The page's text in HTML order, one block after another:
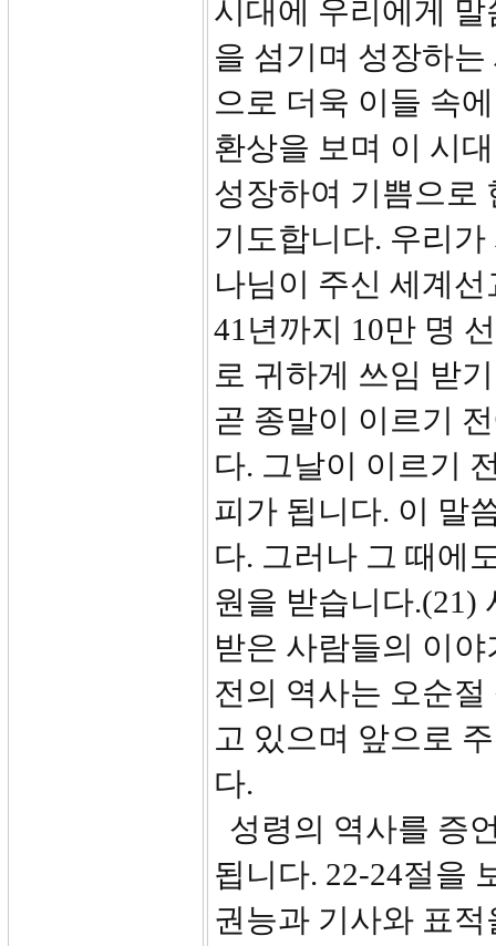
시대에 우리에게
을 섬기며 성장하
으로 더욱 이들 속
환상을 보며 이 시
성장하여 기쁨으로
기도합니다. 우리
나님이 주신 세계
41년까지 10만 명
로 귀하게 쓰임 받
곧 종말이 이르기
다. 그날이 이르기
피가 됩니다. 이 말
다. 그러나 그 때에
원을 받습니다.(21)
받은 사람들의 이
전의 역사는 오순
고 있으며 앞으로
다.
성령의 역사를 증
됩니다. 22-24절을
권능과 기사와 표